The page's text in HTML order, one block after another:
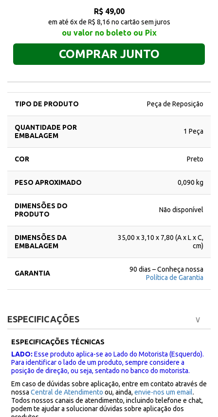
R$ 49,00
em até 6x de R$ 8,16 no cartão sem juros
ou valor no boleto ou Pix
COMPRAR JUNTO
TIPO DE PRODUTO Peça de Reposição
QUANTIDADE POR
EMBALAGEM
1 Peça
COR Preto
PESO APROXIMADO 0,090 kg
DIMENSÕES DO
PRODUTO
Não disponível
DIMENSÕES DA
EMBALAGEM
35,00 x 3,10 x 7,80 (A x L x C,
cm)
GARANTIA
90 dias – Conheça nossa
Política de Garantia
ESPECIFICAÇÕES
ESPECIFICAÇÕES TÉCNICAS
LADO: Esse produto aplica-se ao Lado do Motorista (Esquerdo).
Para identificar o lado de um produto, sempre considere a
posição de direção, ou seja, sentado no banco do motorista.
Em caso de dúvidas sobre aplicação, entre em contato através de
nossa Central de Atendimento ou, ainda, envie-nos um email.
Todos nossos canais de atendimento, incluindo telefone e chat,
podem te ajudar a solucionar dúvidas sobre aplicação dos